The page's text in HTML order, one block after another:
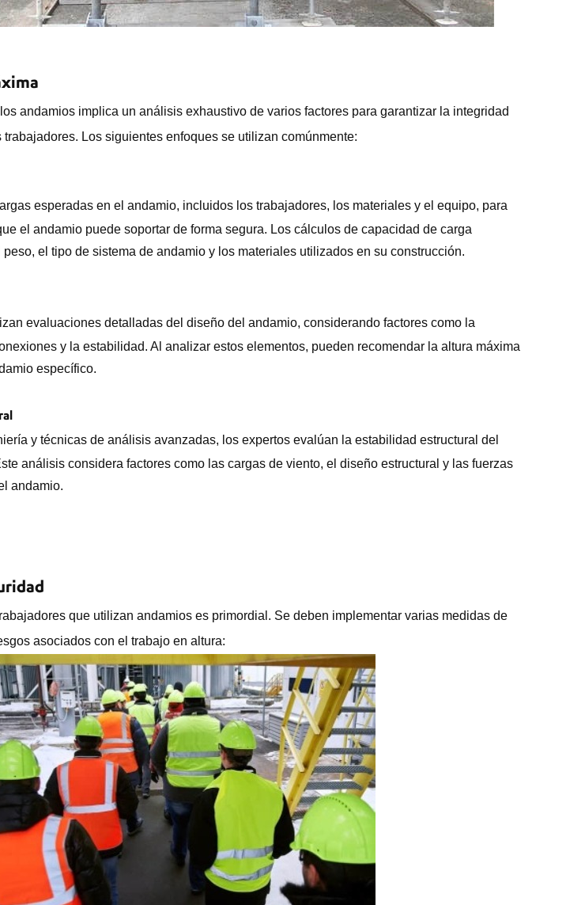
andamios implica un análisis exhaustivo de varios factores para garantizar la integridad
Los siguientes enfoques se utilizan comúnmente:
esperadas en el andamio, incluidos los trabajadores, los materiales y el equipo, para
el andamio puede soportar de forma segura. Los cálculos de capacidad de carga
el tipo de sistema de andamio y los materiales utilizados en su construcción.
evaluaciones detalladas del diseño del andamio, considerando factores como la
y la estabilidad. Al analizar estos elementos, pueden recomendar la altura máxima
específico.
y técnicas de análisis avanzadas, los expertos evalúan la estabilidad estructural del
análisis considera factores como las cargas de viento, el diseño estructural y las fuerzas
andamio.
que utilizan andamios es primordial. Se deben implementar varias medidas de
asociados con el trabajo en altura: